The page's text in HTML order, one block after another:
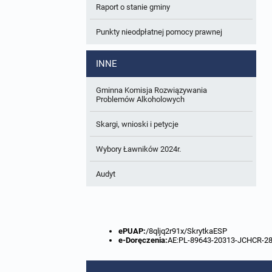
W trakcie opracowania
Zbiory danych przestrzennych
Analizy zmian w zagospodarowaniu
Raport o stanie gminy
Punkty nieodpłatnej pomocy prawnej
INNE
Gminna Komisja Rozwiązywania
Problemów Alkoholowych
Skargi, wnioski i petycje
Wybory Ławników 2024r.
Audyt
ePUAP:/8qljq2r91x/SkrytkaESP
e-Doręczenia:AE:PL-89643-20313-JCHCR-28